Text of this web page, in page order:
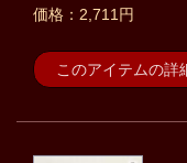
価格：2,711円
このアイテムの詳